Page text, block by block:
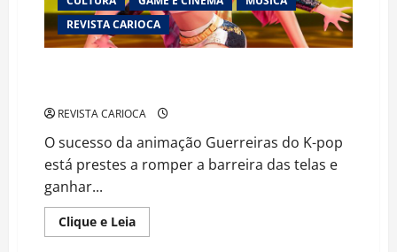
REVISTA CARIOCA
REVISTA CARIOCA
O sucesso da animação Guerreiras do K-pop
está prestes a romper a barreira das telas e
ganhar...
Clique e LeiaRead
more